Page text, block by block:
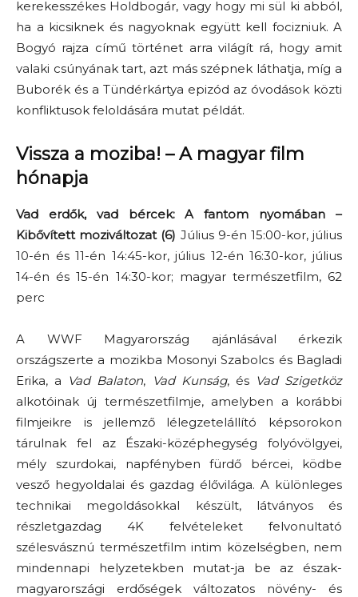
kerekesszékes Holdbogár, vagy hogy mi sül ki abból,
ha a kicsiknek és nagyoknak együtt kell focizniuk. A
Bogyó rajza című történet arra világít rá, hogy amit
valaki csúnyának tart, azt más szépnek láthatja, míg a
Buborék és a Tündérkártya epizód az óvodások közti
konfliktusok feloldására mutat példát.
Vissza a moziba! – A magyar film
hónapja
Vad erdők, vad bércek: A fantom nyomában –
Kibővített moziváltozat (6) Július 9-én 15:00-kor, július
10-én és 11-én 14:45-kor, július 12-én 16:30-kor, július
14-én és 15-én 14:30-kor; magyar természetfilm, 62
perc
A WWF Magyarország ajánlásával érkezik
országszerte a mozikba Mosonyi Szabolcs és Bagladi
Erika, a Vad Balaton, Vad Kunság, és Vad Szigetköz
alkotóinak új természetfilmje, amelyben a korábbi
filmjeikre is jellemző lélegzetelállító képsorokon
tárulnak fel az Északi-középhegység folyóvölgyei,
mély szurdokai, napfényben fürdő bércei, ködbe
vesző hegyoldalai és gazdag élővilága. A különleges
technikai megoldásokkal készült, látványos és
részletgazdag 4K felvételeket felvonultató
szélesvásznú természetfilm intim közelségben, nem
mindennapi helyzetekben mutat-ja be az észak-
magyarországi erdőségek változatos növény- és